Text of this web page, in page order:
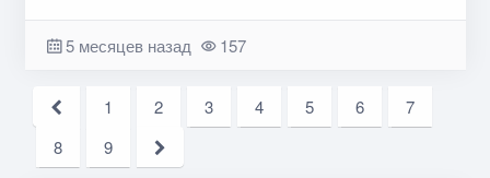
5 месяцев назад 157
1 2 3 4 5 6
7
8
9